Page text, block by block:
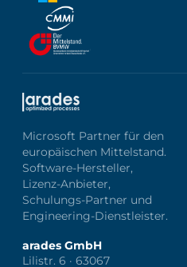
Microsoft Partner für den
europäischen Mittelstand.
Software-Hersteller,
Lizenz-Anbieter,
Schulungs-Partner und
Engineering-Dienstleister.
arades GmbH
Lilistr. 6 · 63067